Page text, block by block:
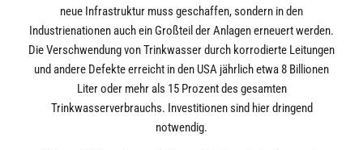
neue Infrastruktur muss geschaffen, sondern in den
Industrienationen auch ein Großteil der Anlagen erneuert werden.
Die Verschwendung von Trinkwasser durch korrodierte Leitungen
und andere Defekte erreicht in den USA jährlich etwa 8 Billionen
Liter oder mehr als 15 Prozent des gesamten
Trinkwasserverbrauchs. Investitionen sind hier dringend
notwendig.